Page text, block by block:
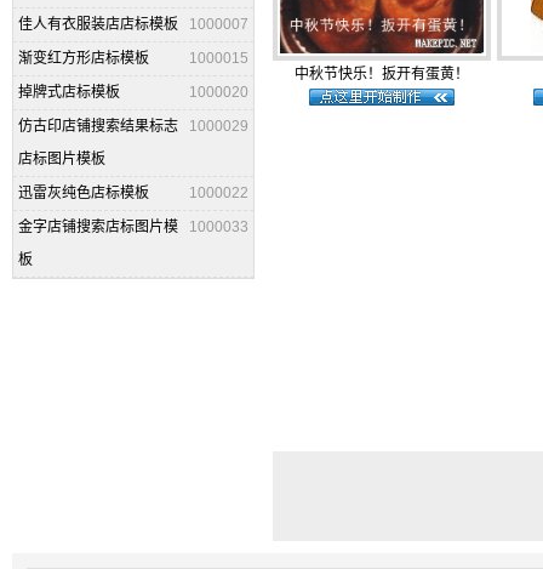
1000007
佳人有衣服装店店标模板
1000015
渐变红方形店标模板
1000020
掉牌式店标模板
1000029
仿古印店铺搜索结果标志
店标图片模板
1000022
迅雷灰纯色店标模板
1000033
金字店铺搜索店标图片模
板
中秋节快乐！扳开有蛋黄！